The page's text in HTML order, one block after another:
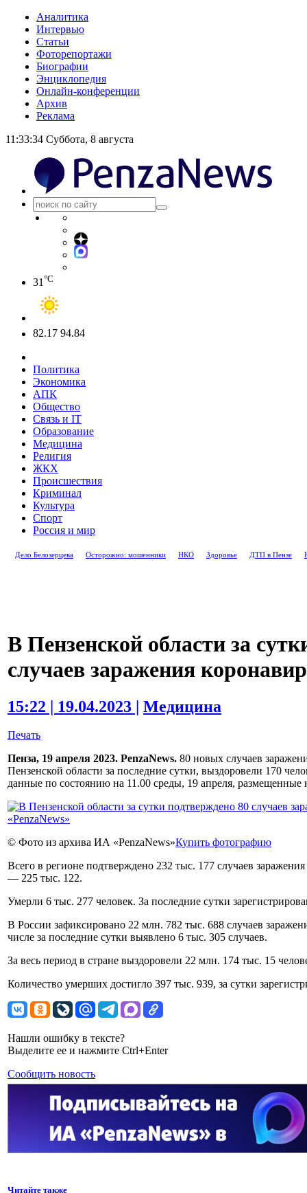
Аналитика
Интервью
Статьи
Фоторепортажи
Биографии
Энциклопедия
Онлайн-конференции
Архив
Реклама
11:33:34 Суббота, 8 августа
31 °C
82.17 94.84
Политика
Экономика
АПК
Общество
Связь и IT
Образование
Медицина
Религия
ЖКХ
Происшествия
Криминал
Культура
Спорт
Россия и мир
Дело Белозерцева Осторожно: мошенники НКО Здоровье ДТП в Пензе
В Пензенской области за
случаев заражения
15:22 | 19.04.2023 | Медицина
Печать
Пенза, 19 апреля 2023. PenzaNews. 80 новых случаев
Пензенской области за последние сутки, выздоровели 170
данные по состоянию на 11.00 среды, 19 апреля, размещенные
© Фото из архива ИА «PenzaNews»Купить фотографию
Всего в регионе подтверждено 232 тыс. 177 случаев
— 225 тыс. 122.
Умерли 6 тыс. 277 человек. За последние сутки
В России зафиксировано 22 млн. 782 тыс. 688 случаев
числе за последние сутки выявлено 6 тыс. 305 случаев.
За весь период в стране выздоровели 22 млн. 174 тыс. 15
Количество умерших достигло 397 тыс. 939, за сутки
Нашли ошибку в тексте?
Выделите ее и нажмите Ctrl+Enter
Сообщить новость
Читайте также